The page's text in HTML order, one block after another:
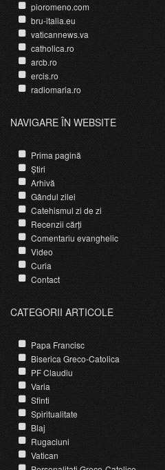
pioromeno.com
bru-italia.eu
vaticannews.va
catholica.ro
arcb.ro
ercis.ro
radiomaria.ro
NAVIGARE ÎN WEBSITE
Prima pagină
Știri
Arhivă
Gândul zilei
Catehismul zi de zi
Recenzii cărți
Comentariu evanghelic
Video
Curia
Contact
CATEGORII ARTICOLE
Papa Francisc
Biserica Greco-Catolica
PF Claudiu
Varia
Sfinti
Spiritualitate
Blaj
Rugaciuni
Vatican